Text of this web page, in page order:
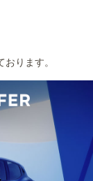
ります。